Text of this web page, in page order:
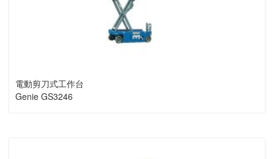
電動剪刀式工作台
Genie GS3246